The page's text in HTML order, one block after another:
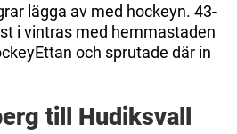
lägga av med hockeyn. 43-
i vintras med hemmastaden
och sprutade där in
till Hudiksvall